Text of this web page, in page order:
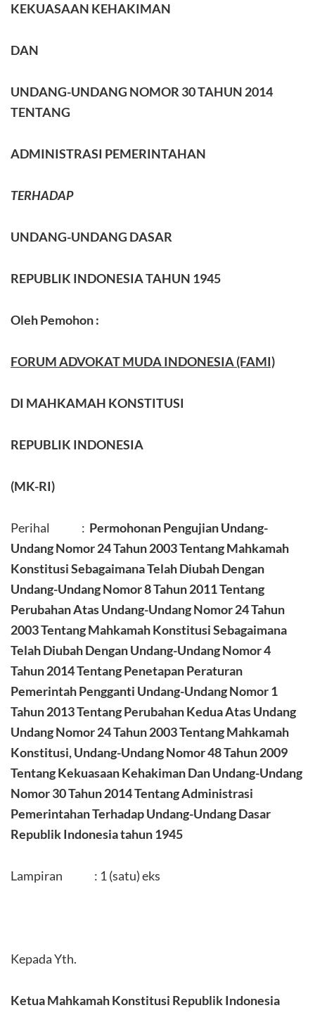
KEKUASAAN KEHAKIMAN
DAN
UNDANG-UNDANG NOMOR 30 TAHUN 2014
TENTANG
ADMINISTRASI PEMERINTAHAN
TERHADAP
UNDANG-UNDANG DASAR
REPUBLIK INDONESIA TAHUN 1945
Oleh Pemohon :
FORUM ADVOKAT MUDA INDONESIA (FAMI)
DI MAHKAMAH KONSTITUSI
REPUBLIK INDONESIA
(MK-RI)
Perihal : Permohonan PengujianUndang-
Undang Nomor 24 Tahun 2003 Tentang Mahkamah
Konstitusi Sebagaimana Telah Diubah Dengan
Undang-Undang Nomor 8 Tahun 2011 Tentang
Perubahan Atas Undang-Undang Nomor 24 Tahun
2003 Tentang Mahkamah Konstitusi Sebagaimana
Telah Diubah Dengan Undang-Undang Nomor 4
Tahun 2014 Tentang Penetapan Peraturan
Pemerintah Pengganti Undang-Undang Nomor 1
Tahun 2013 Tentang Perubahan Kedua Atas Undang
Undang Nomor 24 Tahun 2003 Tentang Mahkamah
Konstitusi, Undang-Undang Nomor 48 Tahun 2009
Tentang Kekuasaan Kehakiman Dan Undang-Undang
Nomor 30 Tahun 2014 Tentang Administrasi
PemerintahanTerhadap Undang-UndangDasar
Republik Indonesia tahun1945
Lampiran : 1 (satu) eks
Kepada Yth.
Ketua Mahkamah Konstitusi Republik Indonesia